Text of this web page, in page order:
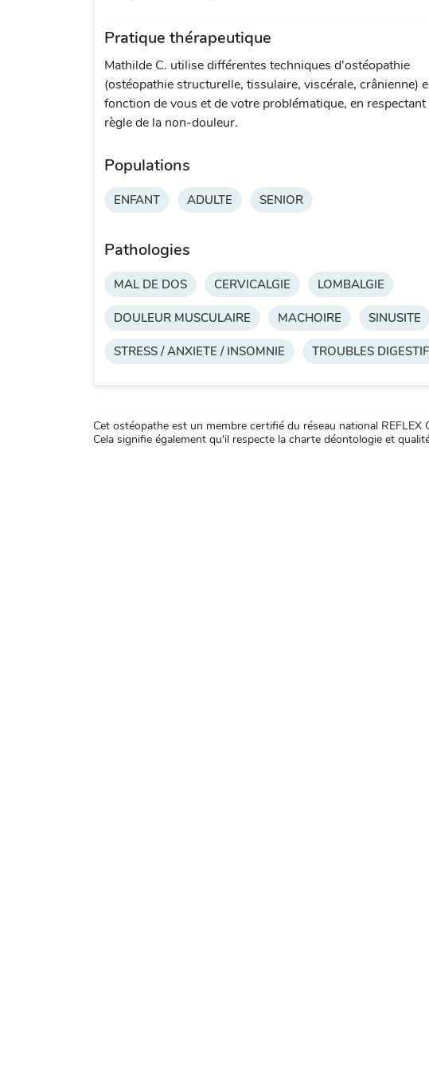
Pratique thérapeutique
Mathilde C. utilise différentes techniques d'ostéopathie
(ostéopathie structurelle, tissulaire, viscérale, crânienne)
fonction de vous et de votre problématique, en respectant
règle de la non-douleur.
Populations
ENFANT ADULTE SENIOR
Pathologies
MAL DE DOS CERVICALGIE LOMBALGIE
DOULEUR MUSCULAIRE MACHOIRE SINUSITE
STRESS / ANXIETE / INSOMNIE TROUBLES
Cet ostéopathe est un membre certifié du réseau national
Cela signifie également qu'il respecte la charte déontologie et